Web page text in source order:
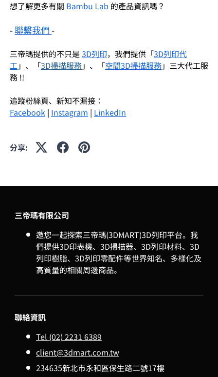
想了解更多有關 Bambu Lab 的產品資訊嗎？
-聯繫我們-
三帝瑪提供的不只是 3D列印，我們提供「3D列印代
工 」、「3D掃描服務」、「空間3D掃描服務」三大代工服
務 !!
追蹤粉絲頁、新知不漏接：
Facebook | Instagram | LinkedIn
分享:
三帝瑪有限公司
邀您一起探索三帝瑪(3DMART)3D列印平台。我
們提供3D印表機、3D掃描器、3D列印材料、3D
列印樹脂、3D列印零配件等世界知名、多樣化及
高質量的相關周邊商品。
聯絡資訊
Tel (02) 2231 6389
client@3dmart.com.tw
234635新北市永和區保生路二號17樓